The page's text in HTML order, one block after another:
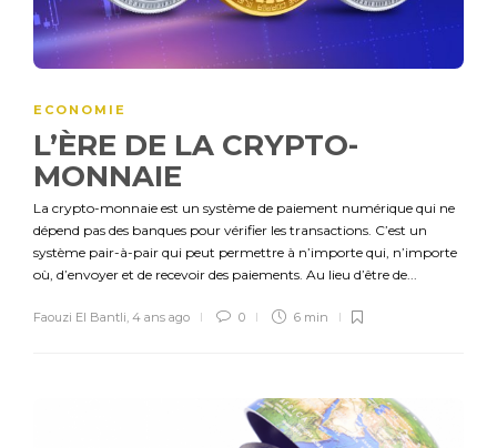
ECONOMIE
L’ÈRE DE LA CRYPTO-
MONNAIE
La crypto-monnaie est un système de paiement numérique qui ne
dépend pas des banques pour vérifier les transactions. C’est un
système pair-à-pair qui peut permettre à n’importe qui, n’importe
où, d’envoyer et de recevoir des paiements. Au lieu d’être de...
Faouzi El Bantli 4 ans ago 0 6 min